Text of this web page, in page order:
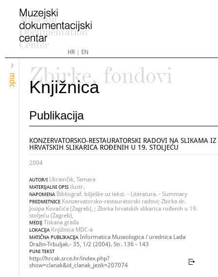
HR| EN
mdc
Zbirke, fondovi
Knjižnica
Publikacija
KONZERVATORSKO-RESTAURATORSKI RADOVI NA SLIKAMA
HRVATSKIH SLIKARICA ROĐENIH U 19. STOLJEĆU
2004
AUTOR/I Ukrainčik, Tamara
MATERIJALNI OPIS ilustr.
NAPOMENA Bibliograf. bilješke uz tekst. - Literatura. - Summary
PREDMETNICE Konzervatorsko-restauratorski radovi; Zbirka dr.
Josipa Kovačića (Zagreb), ; Zbirka hrvatskih slikarica rođenih u 19.
stoljeću (Zagreb),
MEDIJ Tiskana građa
LOKACIJA Knjižnica MDC-a
MATIČNA PUBLIKACIJA Informatica Museologica / urednica Lada
Dražin-Trbuljak.- 35, 1/2 (2004). Str. 136 - 143
PUNI TEKST
http://hrcak.srce.hr/index.php?
show=clanak&id_clanak_jezik=207074